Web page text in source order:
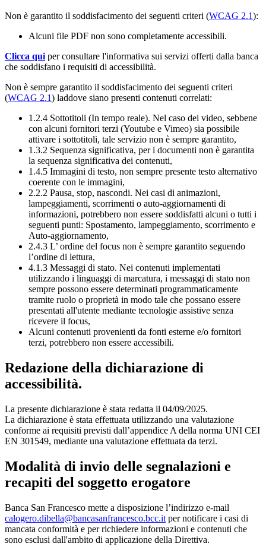
Non è garantito il soddisfacimento dei seguenti criteri (WCAG 2.1):
Alcuni file PDF non sono completamente accessibili.
Clicca qui per consultare l'informativa sui servizi offerti dalla banca
che soddisfano i requisiti di accessibilità.
Non è sempre garantito il soddisfacimento dei seguenti criteri
(WCAG 2.1) laddove siano presenti contenuti correlati:
1.2.4 Sottotitoli (In tempo reale). Nel caso dei video, sebbene
con alcuni fornitori terzi (Youtube e Vimeo) sia possibile
attivare i sottotitoli, tale servizio non è sempre garantito,
1.3.2 Sequenza significativa, per i documenti non è garantita
la sequenza significativa dei contenuti,
1.4.5 Immagini di testo, non sempre presente testo alternativo
coerente con le immagini,
2.2.2 Pausa, stop, nascondi. Nei casi di animazioni,
lampeggiamenti, scorrimenti o auto-aggiornamenti di
informazioni, potrebbero non essere soddisfatti alcuni o tutti i
seguenti punti: Spostamento, lampeggiamento, scorrimento e
Auto-aggiornamento,
2.4.3 L’ ordine del focus non è sempre garantito seguendo
l’ordine di lettura,
4.1.3 Messaggi di stato. Nei contenuti implementati
utilizzando i linguaggi di marcatura, i messaggi di stato non
sempre possono essere determinati programmaticamente
tramite ruolo o proprietà in modo tale che possano essere
presentati all'utente mediante tecnologie assistive senza
ricevere il focus,
Alcuni contenuti provenienti da fonti esterne e/o fornitori
terzi, potrebbero non essere accessibili.
Redazione della dichiarazione di
accessibilità.
La presente dichiarazione è stata redatta il 04/09/2025.
La dichiarazione è stata effettuata utilizzando una valutazione
conforme ai requisiti previsti dall’appendice A della norma UNI CEI
EN 301549, mediante una valutazione effettuata da terzi.
Modalità di invio delle segnalazioni e
recapiti del soggetto erogatore
Banca San Francesco mette a disposizione l’indirizzo e-mail
calogero.dibella@bancasanfrancesco.bcc.it per notificare i casi di
mancata conformità e per richiedere informazioni e contenuti che
sono esclusi dall'ambito di applicazione della Direttiva.